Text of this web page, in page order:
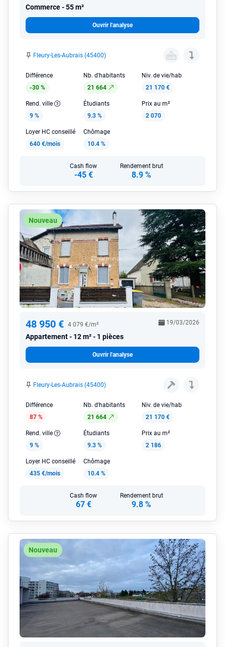
Commerce 55 m²
Ouvrir l'analyse
Fleury-Les-Aubrais (45400)
Différence
-30 %
Nb. d'habitants
21 664
Niv. de vie/hab
21 170 €
Rend. ville
9 %
Étudiants
9.3 %
Prix au m²
2 070
Loyer HC conseillé
640 €/mois
Chômage
10.4 %
Cash flow
-45 €
Rendement brut
8.9 %
Nouveau
48 950 € 4 079 €/m²
Appartement 12 m² - 1 pièces
19/03/2026
Ouvrir l'analyse
Fleury-Les-Aubrais (45400)
Différence
87 %
Nb. d'habitants
21 664
Niv. de vie/hab
21 170 €
Rend. ville
9 %
Étudiants
9.3 %
Prix au m²
2 186
Loyer HC conseillé
435 €/mois
Chômage
10.4 %
Cash flow
67 €
Rendement brut
9.8 %
Nouveau